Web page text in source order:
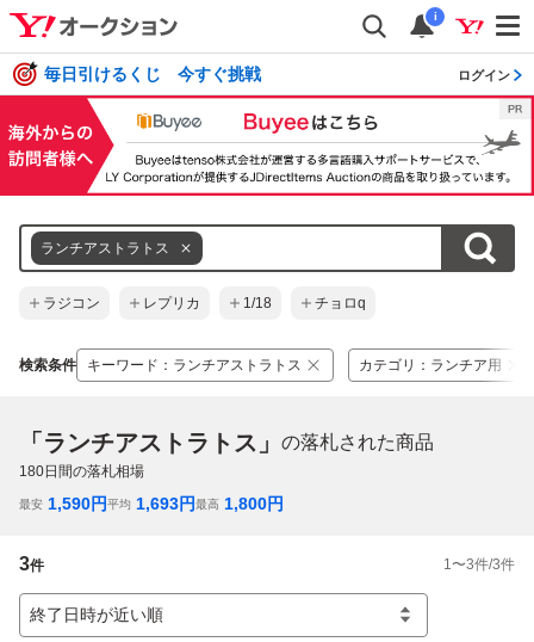
i
毎日引けるくじ 今すぐ挑戦 ログイン
ランチアストラトス
ラジコン レプリカ 1/18 チョロq
検索条件 キーワード ： ランチアストラトス カテゴリ ： ランチア用
「ランチアストラトス」 の落札された商品
180日間の落札相場
最安 1,590円平均 1,693円最高 1,800円
3件 1 〜3件/3件
終了日時が近い順